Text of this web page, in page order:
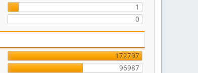
1
0
172797
96987